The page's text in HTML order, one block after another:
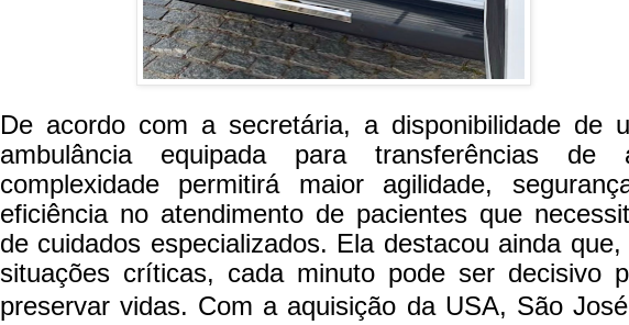
De acordo com a secretária, a disponibilidade de
ambulância equipada para transferências de
complexidade permitirá maior agilidade,
eficiência no atendimento de pacientes que
de cuidados especializados. Ela destacou ainda que,
situações críticas, cada minuto pode ser decisivo
preservar vidas. Com a aquisição da USA, São